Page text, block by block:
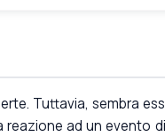
Tuttavia, sembra
ad un evento